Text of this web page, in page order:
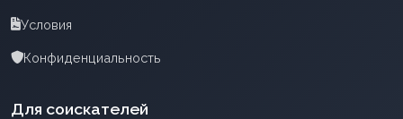
Условия
Конфиденциальность
Для соискателей